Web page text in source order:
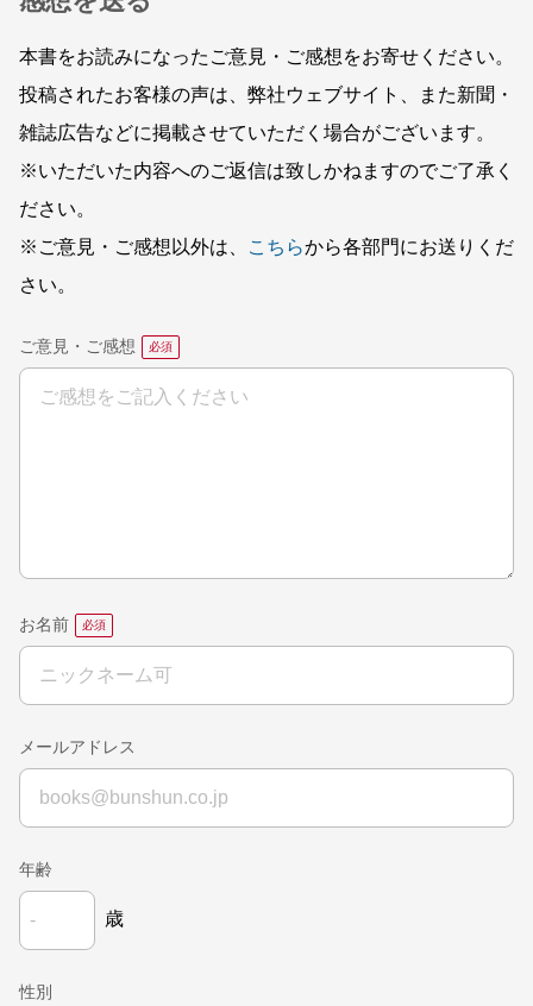
本書をお読みになったご意見・ご感想をお寄せください。
投稿されたお客様の声は、弊社ウェブサイト、また新聞・
雑誌広告などに掲載させていただく場合がございます。
※いただいた内容へのご返信は致しかねますのでご了承く
ださい。
※ご意見・ご感想以外は、
こちらから各部門にお送りくだ
さい。
ご意見・ご感想
お名前
メールアドレス
年齢
歳
性別